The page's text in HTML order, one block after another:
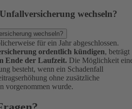
wechseln?
wechseln?
für ein Jahr abgeschlossen.
ordentlich kündigen, beträgt
Ende der Laufzeit. Die Möglichkeit
besteht, wenn ein Schadenfall
ohne zusätzliche
vorgenommen wurde.